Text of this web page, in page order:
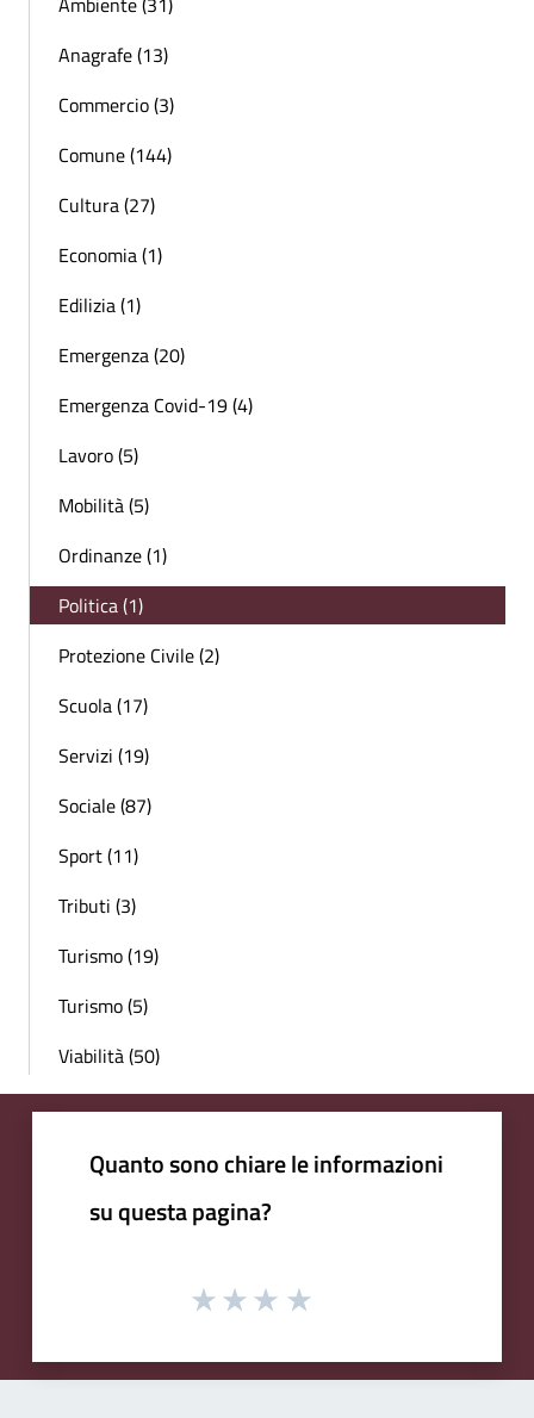
Anagrafe (13)
Commercio (3)
Comune (144)
Cultura (27)
Economia (1)
Edilizia (1)
Emergenza (20)
Emergenza Covid-19 (4)
Lavoro (5)
Mobilità (5)
Ordinanze (1)
Politica (1)
Protezione Civile (2)
Scuola (17)
Servizi (19)
Sociale (87)
Sport (11)
Tributi (3)
Turismo (19)
Turismo (5)
Viabilità (50)
Quanto sono chiare le informazioni
su questa pagina?